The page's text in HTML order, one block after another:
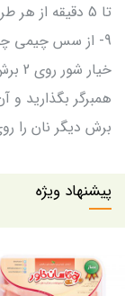
تا 5 دقیقه از هر طرف تا مغزپخت شوند، سرخ کنید.
9- از سس چیمی
برش دیگر نان را
پیشنهاد ویژه